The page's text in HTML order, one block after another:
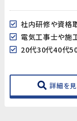
社内研修や資格
20代30代40代
詳細を